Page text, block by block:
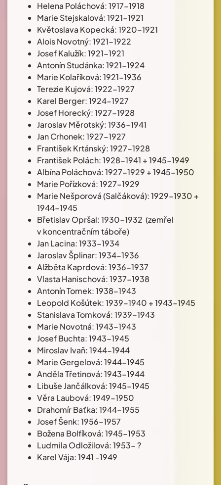
Helena Poláchová: 1917-1918
Marie Stejskalová: 1921-1921
Květoslava Kopecká: 1920-1921
Alois Novotný: 1921-1922
Josef Kalužík: 1921-1921
Antonín Studánka: 1921-1924
Marie Kolaříková: 1921-1936
Terezie Kujová: 1922-1927
Karel Berger: 1924-1927
Josef Horecký: 1927-1928
Jaroslav Měrotský: 1936-1941
Jan Crhonek: 1927-1927
František Krtánský: 1927-1928
František Polách: 1928-1941 + 1945-1949
Albína Poláchová: 1927-1929 + 1945-1950
Marie Pořízková: 1927-1929
Marie Nešporová (Salčáková): 1929-1930 +
1944-1945
Břetislav Opršal: 1930-1932 (zemřel
v koncentračním táboře)
Jan Lacina: 1933-1934
Jaroslav Šplinar: 1934-1936
Alžběta Kaprdová: 1936-1937
Vlasta Hanischová: 1937-1938
Antonín Tomek: 1938-1943
Leopold Košútek: 1939-1940 + 1943-1945
Stanislava Tomková: 1939-1943
Marie Novotná: 1943-1943
Josef Buchta: 1943-1945
Miroslav Ivaň: 1944-1944
Marie Gergelová: 1944-1945
Anděla Třetinová: 1943-1944
Libuše Jančálková: 1945-1945
Věra Laubová: 1949-1950
Drahomír Baťka: 1944-1955
Josef Šenk: 1956-1957
Božena Bolfíková: 1945-1953
Ludmila Odložilová: 1953- ?
Karel Vája: 1941 -1949